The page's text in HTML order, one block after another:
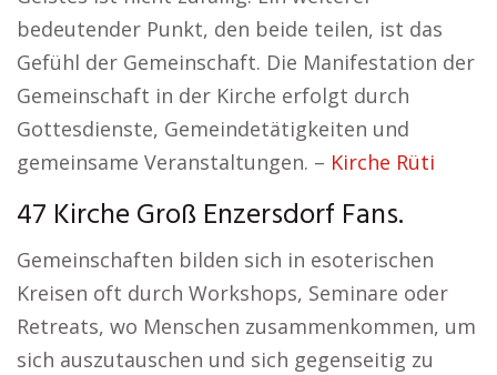
bedeutender Punkt, den beide teilen, ist das
Gefühl der Gemeinschaft. Die Manifestation der
Gemeinschaft in der Kirche erfolgt durch
Gottesdienste, Gemeindetätigkeiten und
gemeinsame Veranstaltungen. – Kirche Rüti
47 Kirche Groß Enzersdorf Fans.
Gemeinschaften bilden sich in esoterischen
Kreisen oft durch Workshops, Seminare oder
Retreats, wo Menschen zusammenkommen, um
sich auszutauschen und sich gegenseitig zu